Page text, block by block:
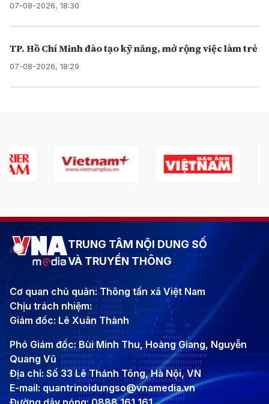
07-08-2026, 18:30
TP. Hồ Chí Minh đào tạo kỹ năng, mở rộng việc làm trẻ
07-08-2026, 18:29
TRUNG TÂM NỘI DUNG SỐ
VÀ TRUYỀN THÔNG
Cơ quan chủ quản: Thông tấn xã Việt Nam
Chịu trách nhiệm:
Giám đốc: Lê Xuân Thành
Phó Giám đốc: Bùi Minh Thu, Hoàng Giang, Nguyễn
Quang Vũ
Địa chỉ: Số 33 Lê Thánh Tông, Hà Nội, VN
E-mail: quantrinoidungso@vnamedia.vn